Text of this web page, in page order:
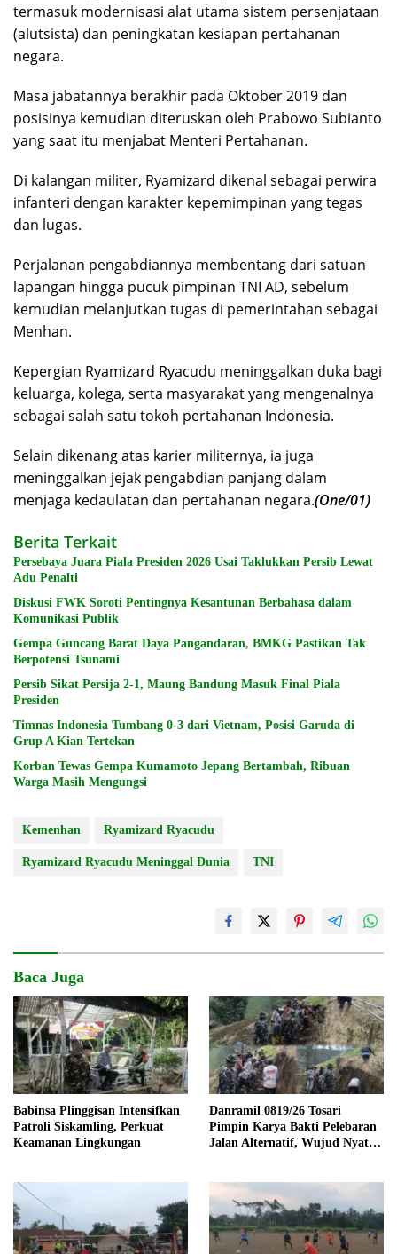
termasuk modernisasi alat utama sistem persenjataan
(alutsista) dan peningkatan kesiapan pertahanan
negara.
Masa jabatannya berakhir pada Oktober 2019 dan
posisinya kemudian diteruskan oleh Prabowo Subianto
yang saat itu menjabat Menteri Pertahanan.
Di kalangan militer, Ryamizard dikenal sebagai perwira
infanteri dengan karakter kepemimpinan yang tegas
dan lugas.
Perjalanan pengabdiannya membentang dari satuan
lapangan hingga pucuk pimpinan TNI AD, sebelum
kemudian melanjutkan tugas di pemerintahan sebagai
Menhan.
Kepergian Ryamizard Ryacudu meninggalkan duka bagi
keluarga, kolega, serta masyarakat yang mengenalnya
sebagai salah satu tokoh pertahanan Indonesia.
Selain dikenang atas karier militernya, ia juga
meninggalkan jejak pengabdian panjang dalam
menjaga kedaulatan dan pertahanan negara.(One/01)
Berita Terkait
Persebaya Juara Piala Presiden 2026 Usai Taklukkan Persib Lewat
Adu Penalti
Diskusi FWK Soroti Pentingnya Kesantunan Berbahasa dalam
Komunikasi Publik
Gempa Guncang Barat Daya Pangandaran, BMKG Pastikan Tak
Berpotensi Tsunami
Persib Sikat Persija 2-1, Maung Bandung Masuk Final Piala
Presiden
Timnas Indonesia Tumbang 0-3 dari Vietnam, Posisi Garuda di
Grup A Kian Tertekan
Korban Tewas Gempa Kumamoto Jepang Bertambah, Ribuan
Warga Masih Mengungsi
Kemenhan Ryamizard Ryacudu
Ryamizard Ryacudu Meninggal Dunia TNI
Baca Juga
Babinsa Plinggisan Intensifkan
Patroli Siskamling, Perkuat
Keamanan Lingkungan
Danramil 0819/26 Tosari
Pimpin Karya Bakti Pelebaran
Jalan Alternatif, Wujud Nyata